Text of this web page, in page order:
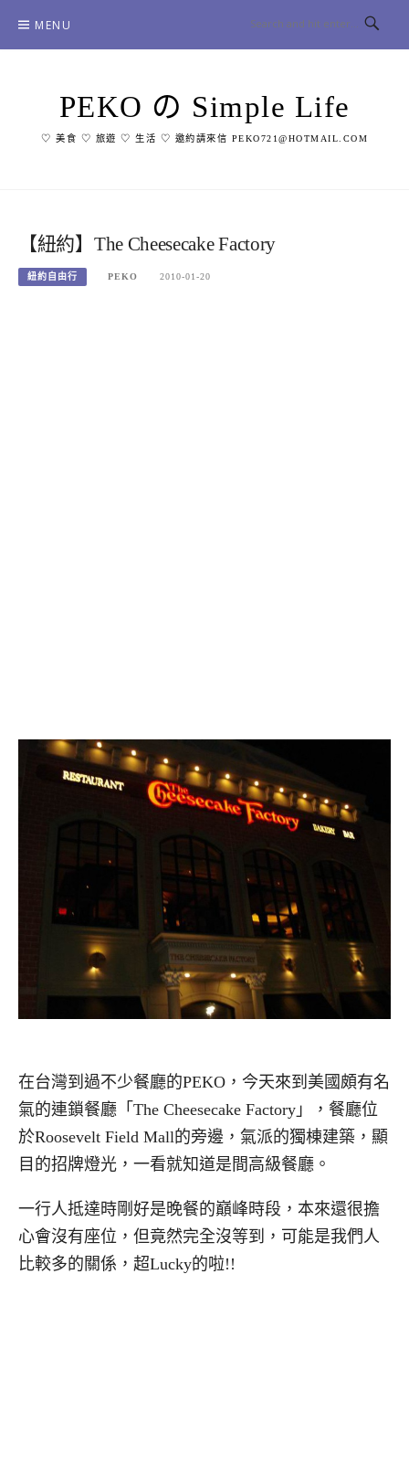
content
MENU
PEKO の Simple Life
♡ 美食 ♡ 旅遊 ♡ 生活 ♡ 邀約請來信 PEKO721@HOTMAIL.COM
【紐約】The Cheesecake Factory
紐約自由行 PEKO 2010-01-20
在台灣到過不少餐廳的PEKO，今天來到美國頗有名
氣的連鎖餐廳「The Cheesecake Factory」，餐廳位
於Roosevelt Field Mall的旁邊，氣派的獨棟建築，顯
目的招牌燈光，一看就知道是間高級餐廳。
一行人抵達時剛好是晚餐的巔峰時段，本來還很擔
心會沒有座位，但竟然完全沒等到，可能是我們人
比較多的關係，超Lucky的啦!!